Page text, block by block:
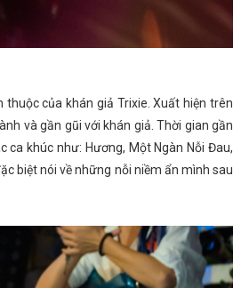
của khán giả Trixie. Xuất hiện trên
và gần gũi với khán giả. Thời gian gần
khúc như: Hương, Một Ngàn Nỗi Đau,
biệt nói về những nỗi niềm ẩn mình sau